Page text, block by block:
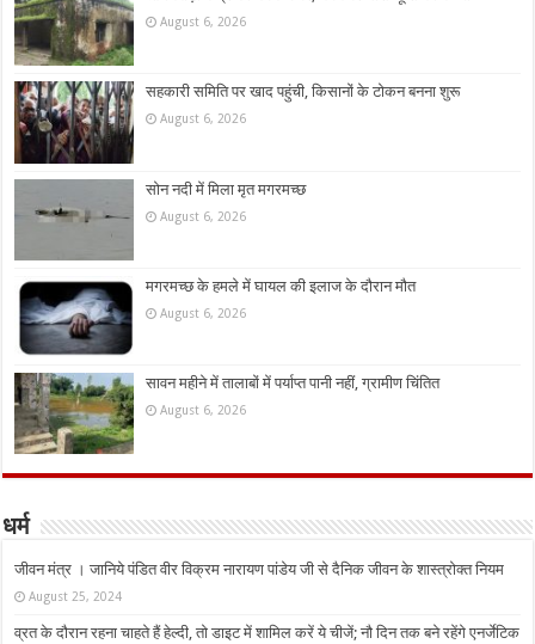
August 6, 2026
सहकारी समिति पर खाद पहुंची, किसानों के टोकन बनना शुरू
August 6, 2026
सोन नदी में मिला मृत मगरमच्छ
August 6, 2026
मगरमच्छ के हमले में घायल की इलाज के दौरान मौत
August 6, 2026
सावन महीने में तालाबों में पर्याप्त पानी नहीं, ग्रामीण चिंतित
August 6, 2026
धर्म
जीवन मंत्र । जानिये पंडित वीर विक्रम नारायण पांडेय जी से दैनिक जीवन के शास्त्रोक्त नियम
August 25, 2024
व्रत के दौरान रहना चाहते हैं हेल्दी, तो डाइट में शामिल करें ये चीजें; नौ दिन तक बने रहेंगे एनर्जेटिक